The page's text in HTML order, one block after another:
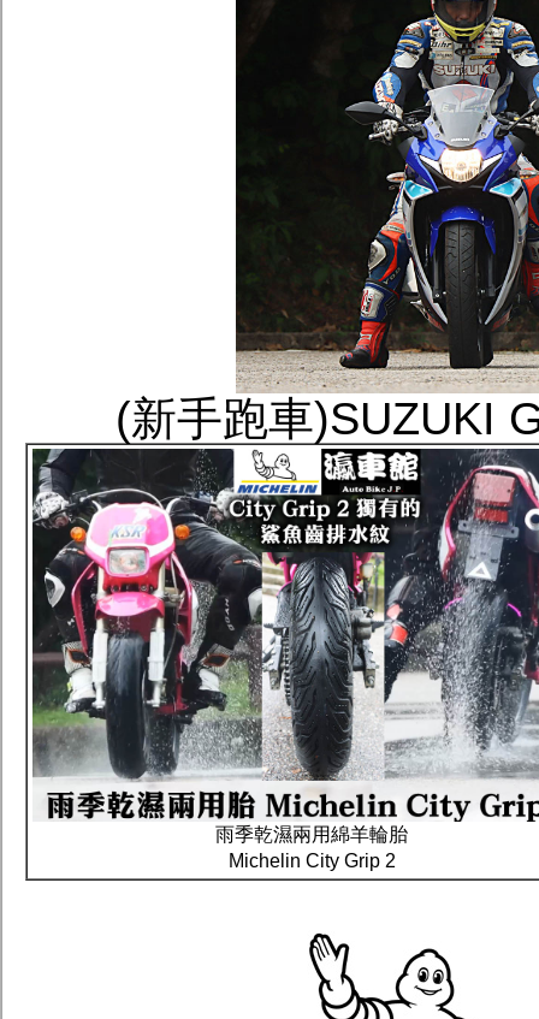
(新手跑車)SUZUKI
雨季乾濕兩用綿羊輪胎
Michelin City Grip 2